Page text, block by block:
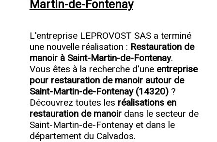
Martin-de-Fontenay
L'entreprise LEPROVOST SAS a terminé
une nouvelle réalisation : Restauration de
manoir à Saint-Martin-de-Fontenay.
Vous êtes à la recherche d'une entreprise
pour restauration de manoir autour de
Saint-Martin-de-Fontenay (14320)?
Découvrez toutes les réalisations en
restauration de manoirdans le secteur de
Saint-Martin-de-Fontenay et dans le
département du Calvados.